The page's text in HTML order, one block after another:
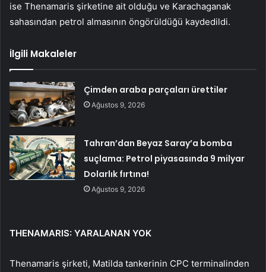
ise Thenamaris şirketine ait olduğu ve Karachaganak
sahasından petrol almasının öngörüldüğü kaydedildi.
İlgili Makaleler
Çimden araba parçaları ürettiler
Ağustos 9, 2026
Tahran’dan Beyaz Saray’a bomba
suçlama: Petrol piyasasında 9 milyar
Dolarlık fırtına!
Ağustos 9, 2026
THENAMARIS: YARALANAN YOK
Thenamaris şirketi, Matilda tankerinin CPC terminalinden